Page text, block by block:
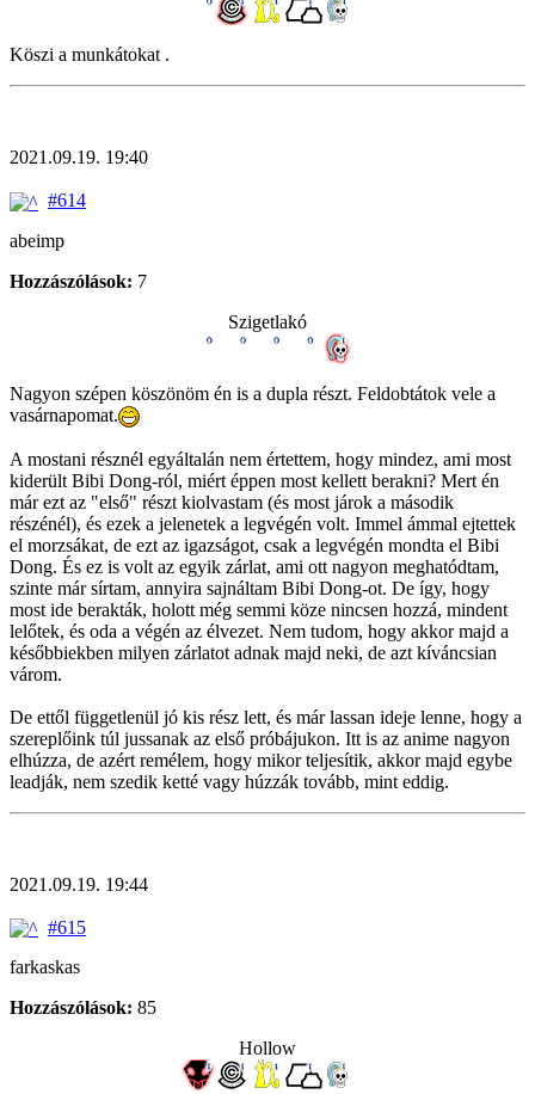
Köszi a munkátokat .
2021.09.19. 19:40
#614
abeimp
Hozzászólások: 7
Szigetlakó
Nagyon szépen köszönöm én is a dupla részt. Feldobtátok vele a
vasárnapomat.
A mostani résznél egyáltalán nem értettem, hogy mindez, ami most
kiderült Bibi Dong-ról, miért éppen most kellett berakni? Mert én
már ezt az "első" részt kiolvastam (és most járok a második
részénél), és ezek a jelenetek a legvégén volt. Immel ámmal ejtettek
el morzsákat, de ezt az igazságot, csak a legvégén mondta el Bibi
Dong. És ez is volt az egyik zárlat, ami ott nagyon meghatódtam,
szinte már sírtam, annyira sajnáltam Bibi Dong-ot. De így, hogy
most ide berakták, holott még semmi köze nincsen hozzá, mindent
lelőtek, és oda a végén az élvezet. Nem tudom, hogy akkor majd a
későbbiekben milyen zárlatot adnak majd neki, de azt kíváncsian
várom.
De ettől függetlenül jó kis rész lett, és már lassan ideje lenne, hogy a
szereplőink túl jussanak az első próbájukon. Itt is az anime nagyon
elhúzza, de azért remélem, hogy mikor teljesítik, akkor majd egybe
leadják, nem szedik ketté vagy húzzák tovább, mint eddig.
2021.09.19. 19:44
#615
farkaskas
Hozzászólások: 85
Hollow